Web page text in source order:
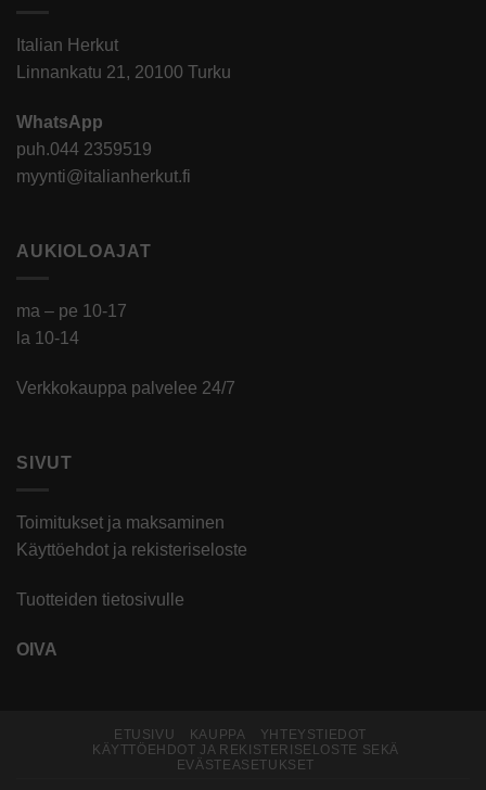
Italian Herkut
Linnankatu 21, 20100 Turku
WhatsApp
puh.044 2359519
myynti@italianherkut.fi
AUKIOLOAJAT
ma – pe 10-17
la 10-14
Verkkokauppa palvelee 24/7
SIVUT
Toimitukset ja maksaminen
Käyttöehdot ja rekisteriseloste
Tuotteiden tietosivulle
OIVA
ETUSIVU KAUPPA
YHTEYSTIEDOT
KÄYTTÖEHDOT JA REKISTERISELOSTE SEKÄ
EVÄSTEASETUKSET